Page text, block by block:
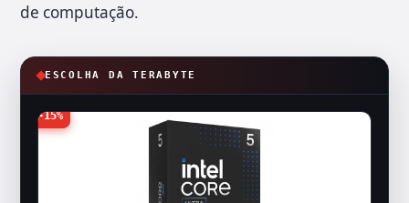
de computação.
ESCOLHA DA TERABYTE
-15%